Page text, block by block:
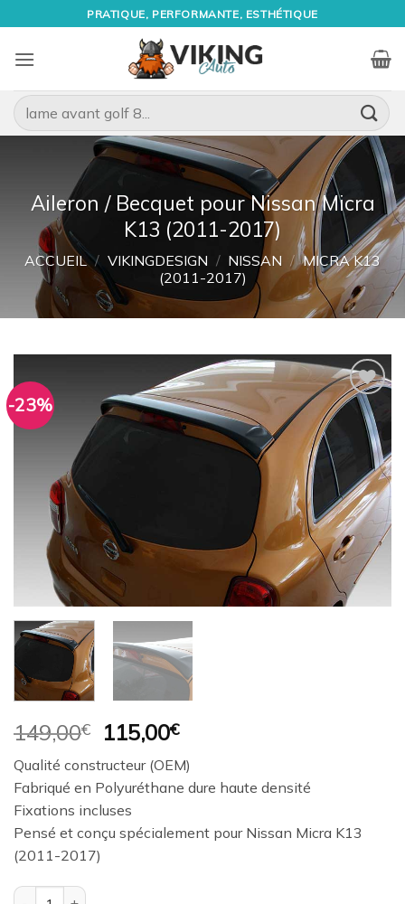
au
contenu
PRATIQUE, PERFORMANTE, ESTHÉTIQUE
Recherche
pour :
Aileron / Becquet pour Nissan Micra
K13 (2011-2017)
ACCUEIL / VIKINGDESIGN / NISSAN / MICRA K13
(2011-2017)
-23%
Ajouter
à la
wishlist
149,00€
Le
prix
initial
était :
149,00€.
115,00€Le
prix
actuel
est :
Qualité constructeur (OEM)
Fabriqué en Polyuréthane dure haute densité
Fixations incluses
Pensé et conçu spécialement pour Nissan Micra K13
(2011-2017)
quantité de Aileron / Becquet pour Nissan Micra K13 (2011-